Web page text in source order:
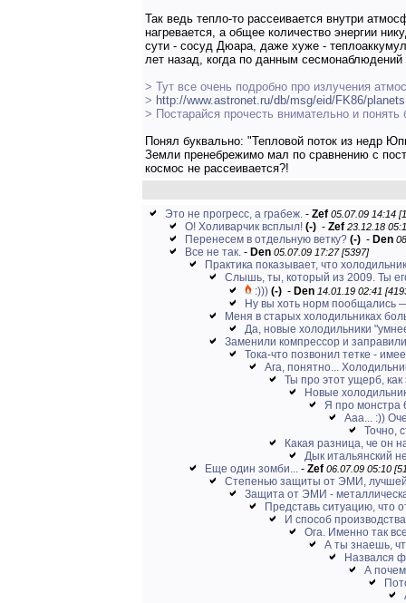
Так ведь тепло-то рассеивается внутри
нагревается, а общее количество энергии
сути - сосуд Дюара, даже хуже -
лет назад, когда по данным
> Тут все очень подробно про излучения
> http://www.astronet.ru/db/msg/eid/FK86/planets
> Постарайся прочесть внимательно и понять
Понял буквально: "Тепловой поток из недр
Земли пренебрежимо мал по сравнению с
космос не рассеивается?!
Это не прогресс, а грабеж. - Zef 05.07.09 14:14
О! Холиварчик всплыл! (-) - Zef 23.12.18
Перенесем в отдельную ветку? (-) - Den
Все не так. - Den 05.07.09 17:27 [5397]
Практика показывает, что
Слышь, ты, который из 2009. Ты
:))) (-) - Den 14.01.19 02:41
Ну вы хоть норм пообщались
Меня в старых холодильниках
Да, новые холодильники
Заменили компрессор и
Тока-что позвонил тетке -
Ага, понятно...
Ты про этот ущерб,
Новые
Я про монстра
Ааа... :))
Точно,
Какая разница, че он
Дык итальянский
Еще один зомби... - Zef 06.07.09 05:10
Степенью защиты от ЭМИ, лучшей
Защита от ЭМИ -
Представь ситуацию, что
И способ
Ога. Именно так
А ты знаешь,
Назвался
А